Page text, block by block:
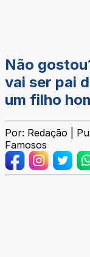
Não
vai ser pai
um filho
Por: Redação |
Famosos